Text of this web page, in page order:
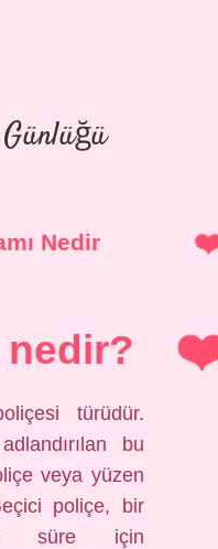
Nedir
türüdür.
bu
veya yüzen
poliçe, bir
süre için